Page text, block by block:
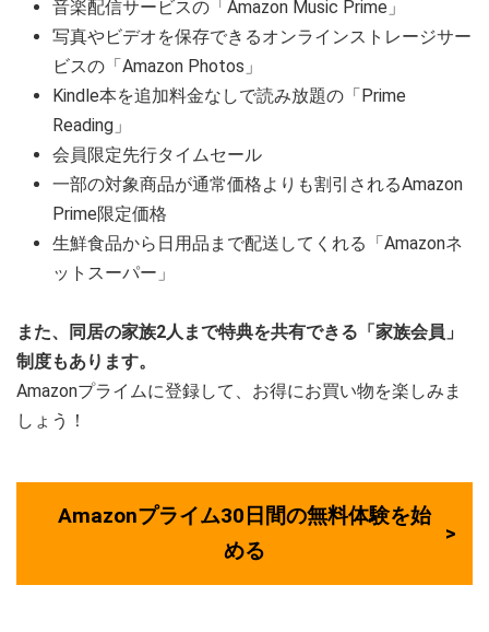
音楽配信サービスの「Amazon Music Prime」
写真やビデオを保存できるオンラインストレージサー
ビスの「Amazon Photos」
Kindle本を追加料金なしで読み放題の「Prime
Reading」
会員限定先行タイムセール
一部の対象商品が通常価格よりも割引されるAmazon
Prime限定価格
生鮮食品から日用品まで配送してくれる「Amazonネ
ットスーパー」
また、同居の家族2人まで特典を共有できる「家族会員」
制度もあります。
Amazonプライムに登録して、お得にお買い物を楽しみま
しょう！
Amazonプライム30日間の無料体験を始
める